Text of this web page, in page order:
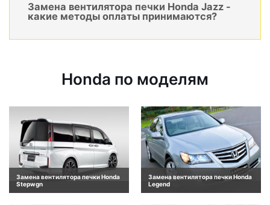
Замена вентилятора печки Honda Jazz -
какие методы оплаты принимаются?
Honda по моделям
Замена вентилятора печки Honda
Stepwgn
Замена вентилятора печки Honda
Legend